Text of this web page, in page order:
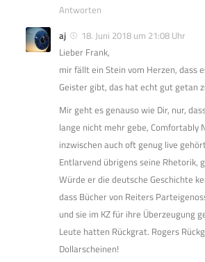
Antworten
aj
18. Juni 2018 um 21:08 Uhr
Lieber Frank,
mir fällt ein Stein vom Herzen, dass
Geister gibt, das hat echt gut getan
Mir geht es genauso wie Dir, nur,
lange nicht mehr gebe, Comfortably
inzwischen auch oft genug live
Entlarvend übrigens seine Rhetorik,
Würde er die deutsche Geschichte
dass Bücher von Reiters
und sie im KZ für ihre Überzeugung
Leute hatten Rückgrat. Rogers
Dollarscheinen!